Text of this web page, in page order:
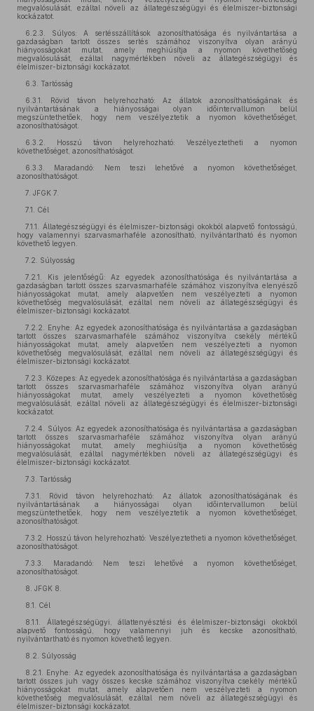
megvalósulását, ezáltal növeli az állategészségügyi és élelmiszer-biztonsági
kockázatot.
6.2.3. Súlyos: A sertésszállítások azonosíthatósága és nyilvántartása a
gazdaságban tartott összes sertés számához viszonyítva olyan arányú
hiányosságokat mutat, amely meghiúsítja a nyomon követhetőség
megvalósulását, ezáltal nagymértékben növeli az állategészségügyi és
élelmiszer-biztonsági kockázatot.
6.3. Tartósság
6.3.1. Rövid távon helyrehozható: Az állatok azonosíthatóságának és
nyilvántartásának a hiányosságai olyan időintervallumon belül
megszüntethetőek, hogy nem veszélyeztetik a nyomon követhetőséget,
azonosíthatóságot.
6.3.2. Hosszú távon helyrehozható: Veszélyeztetheti a nyomon
követhetőséget, azonosíthatóságot.
6.3.3. Maradandó: Nem teszi lehetővé a nyomon követhetőséget,
azonosíthatóságot.
7. JFGK 7.
7.1. Cél
7.1.1. Állategészségügyi és élelmiszer-biztonsági okokból alapvető fontosságú,
hogy valamennyi szarvasmarhaféle azonosítható, nyilvántartható és nyomon
követhető legyen.
7.2. Súlyosság
7.2.1. Kis jelentőségű: Az egyedek azonosíthatósága és nyilvántartása a
gazdaságban tartott összes szarvasmarhaféle számához viszonyítva elenyésző
hiányosságokat mutat, amely alapvetően nem veszélyezteti a nyomon
követhetőség megvalósulását, ezáltal nem növeli az állategészségügyi és
élelmiszer-biztonsági kockázatot.
7.2.2. Enyhe: Az egyedek azonosíthatósága és nyilvántartása a gazdaságban
tartott összes szarvasmarhaféle számához viszonyítva csekély mértékű
hiányosságokat mutat, amely alapvetően nem veszélyezteti a nyomon
követhetőség megvalósulását, ezáltal nem növeli az állategészségügyi és
élelmiszer-biztonsági kockázatot.
7.2.3. Közepes: Az egyedek azonosíthatósága és nyilvántartása a gazdaságban
tartott összes szarvasmarhaféle számához viszonyítva olyan arányú
hiányosságokat mutat, amely veszélyezteti a nyomon követhetőség
megvalósulását, ezáltal növeli az állategészségügyi és élelmiszer-biztonsági
kockázatot.
7.2.4. Súlyos: Az egyedek azonosíthatósága és nyilvántartása a gazdaságban
tartott összes szarvasmarhaféle számához viszonyítva olyan arányú
hiányosságokat mutat, amely meghiúsítja a nyomon követhetőség
megvalósulását, ezáltal nagymértékben növeli az állategészségügyi és
élelmiszer-biztonsági kockázatot.
7.3. Tartósság
7.3.1. Rövid távon helyrehozható: Az állatok azonosíthatóságának és
nyilvántartásának a hiányosságai olyan időintervallumon belül
megszüntethetőek, hogy nem veszélyeztetik a nyomon követhetőséget,
azonosíthatóságot.
7.3.2. Hosszú távon helyrehozható: Veszélyeztetheti a nyomon követhetőséget,
azonosíthatóságot.
7.3.3. Maradandó: Nem teszi lehetővé a nyomon követhetőséget,
azonosíthatóságot.
8. JFGK 8.
8.1. Cél
8.1.1. Állategészségügyi, állattenyésztési és élelmiszer-biztonsági okokból
alapvető fontosságú, hogy valamennyi juh és kecske azonosítható,
nyilvántartható és nyomon követhető legyen.
8.2. Súlyosság
8.2.1. Enyhe: Az egyedek azonosíthatósága és nyilvántartása a gazdaságban
tartott összes juh vagy összes kecske számához viszonyítva csekély mértékű
hiányosságokat mutat, amely alapvetően nem veszélyezteti a nyomon
követhetőség megvalósulását, ezáltal nem növeli az állategészségügyi és
élelmiszer-biztonsági kockázatot.